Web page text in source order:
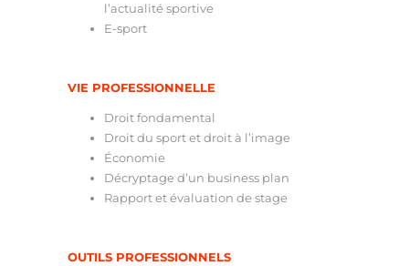
l’actualité sportive
E-sport
VIE PROFESSIONNELLE
Droit fondamental
Droit du sport et droit à l’image
Économie
Décryptage d’un business plan
Rapport et évaluation de stage
OUTILS PROFESSIONNELS